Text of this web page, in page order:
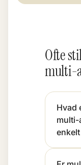
Ofte
multi-
Hvad
multi-